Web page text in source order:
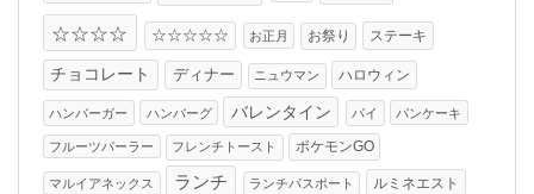
☆☆☆☆ ☆☆☆☆☆ お正月 お祭り ステーキ
チョコレート ディナー ニュウマン ハロウィン
ハンバーガー ハンバーグ バレンタイン パイ パンケーキ
フルーツパーラー フレンチトースト ポケモンGO
マルイアネックス ランチ ランチパスポート ルミネエスト